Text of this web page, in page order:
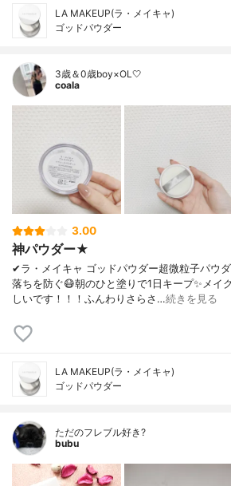
LA MAKEUP(ラ・メイキャ)
ゴッドパウダー
3歳＆0歳boy×OL🤍
coala
3.00
神パウダー★
✔︎ラ・メイキャ ゴッドパウダー超微粒子パウ
落ちを防ぐ😷朝のひと塗りで1日キープ✨メイ
しいです！！！ふんわりさらさ…続きを見る
LA MAKEUP(ラ・メイキャ)
ゴッドパウダー
ただのフレブル好き?
bubu